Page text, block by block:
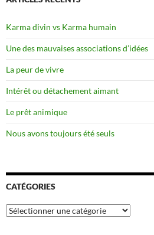
Karma divin vs Karma humain
Une des mauvaises associations d’idées
La peur de vivre
Intérêt ou détachement aimant
Le prêt animique
Nous avons toujours été seuls
CATÉGORIES
Catégories